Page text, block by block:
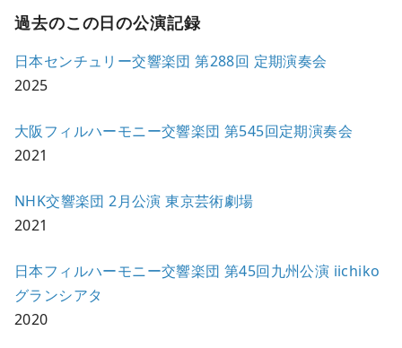
過去のこの日の公演記録
日本センチュリー交響楽団 第288回 定期演奏会
2025
大阪フィルハーモニー交響楽団 第545回定期演奏会
2021
NHK交響楽団 2⽉公演 東京芸術劇場
2021
日本フィルハーモニー交響楽団 第45回九州公演 iichiko
グランシアタ
2020